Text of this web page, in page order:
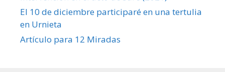
El 10 de diciembre participaré en una tertulia
en Urnieta
Artículo para 12 Miradas